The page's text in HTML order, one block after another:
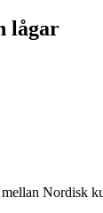
lågar
Nordisk